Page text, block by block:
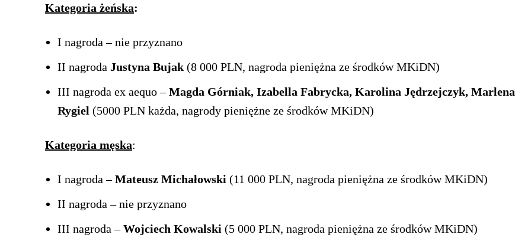
Kategoria żeńska:
I nagroda – nie przyznano
II nagroda Justyna Bujak (8 000 PLN, nagroda pieniężna ze środków MKiDN)
III nagroda ex aequo –Magda Górniak, Izabella Fabrycka, Karolina Jędrzejczyk, Marlena
Rygiel (5000 PLN każda, nagrody pieniężne ze środków MKiDN)
Kategoria męska:
I nagroda –Mateusz Michałowski (11 000 PLN, nagroda pieniężna ze środków MKiDN)
II nagroda – nie przyznano
III nagroda –Wojciech Kowalski (5 000 PLN, nagroda pieniężna ze środków MKiDN)